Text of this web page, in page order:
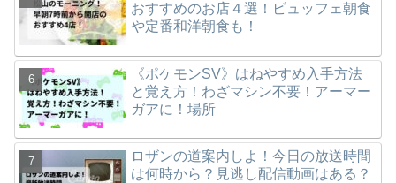
おすすめのお店４選！ビュッフェ朝食
や定番和洋朝食も！
《ポケモンSV》はねやすめ入手方法
と覚え方！わざマシン不要！アーマー
ガアに！場所
ロザンの道案内しよ！今日の放送時間
は何時から？見逃し配信動画はある？